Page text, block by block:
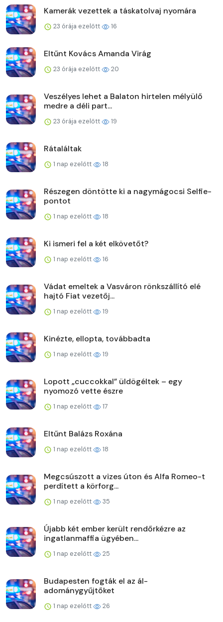
Kamerák vezettek a táskatolvaj nyomára
23 órája ezelőtt 16
Eltűnt Kovács Amanda Virág
23 órája ezelőtt 20
Veszélyes lehet a Balaton hirtelen mélyülő
medre a déli part...
23 órája ezelőtt 19
Rátaláltak
1 nap ezelőtt 18
Részegen döntötte ki a nagymágocsi Selfie-
pontot
1 nap ezelőtt 18
Ki ismeri fel a két elkövetőt?
1 nap ezelőtt 16
Vádat emeltek a Vasváron rönkszállító elé
hajtó Fiat vezetőj...
1 nap ezelőtt 19
Kinézte, ellopta, továbbadta
1 nap ezelőtt 19
Lopott „cuccokkal” üldögéltek – egy
nyomozó vette észre
1 nap ezelőtt 17
Eltűnt Balázs Roxána
1 nap ezelőtt 18
Megcsúszott a vizes úton és Alfa Romeo-t
perdített a körforg...
1 nap ezelőtt 35
Újabb két ember került rendőrkézre az
ingatlanmaffia ügyében...
1 nap ezelőtt 25
Budapesten fogták el az ál-
adománygyűjtőket
1 nap ezelőtt 26